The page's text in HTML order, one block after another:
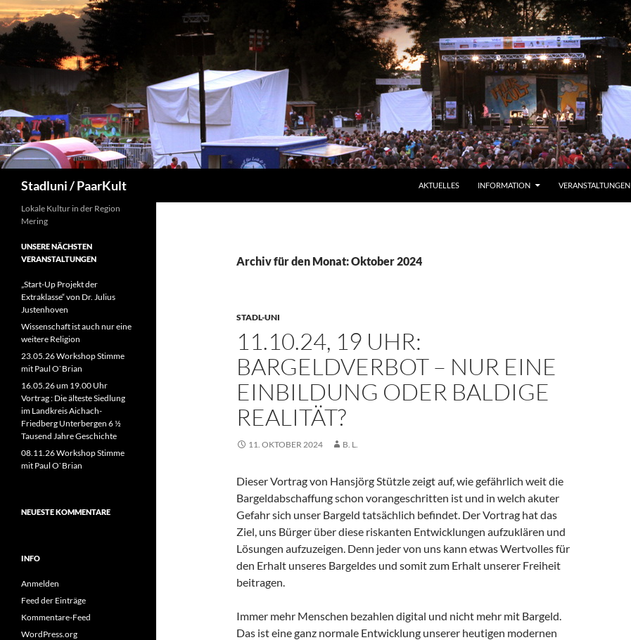
Stadluni / PaarKult
AKTUELLES
INFORMATION VERANSTALTUNGEN
Archiv für den Monat: Oktober 2024
STADL-UNI
11.10.24, 19 UHR:
BARGELDVERBOT – NUR EINE
EINBILDUNG ODER BALDIGE
REALITÄT?
11. OKTOBER 2024 B. L.
Dieser Vortrag von Hansjörg Stützle zeigt auf, wie gefährlich weit die
Bargeldabschaffung schon vorangeschritten ist und in welch akuter
Gefahr sich unser Bargeld tatsächlich befindet. Der Vortrag hat das
Ziel, uns Bürger über diese riskanten Entwicklungen aufzuklären und
Lösungen aufzuzeigen. Denn jeder von uns kann etwas Wertvolles für
den Erhalt unseres Bargeldes und somit zum Erhalt unserer Freiheit
beitragen.
Immer mehr Menschen bezahlen digital und nicht mehr mit Bargeld.
Das ist eine ganz normale Entwicklung unserer heutigen modernen
Lokale Kultur in der Region
Mering
UNSERE NÄCHSTEN
VERANSTALTUNGEN
„Start-Up Projekt der
Extraklasse“ von Dr. Julius
Justenhoven
Wissenschaft ist auch nur eine
weitere Religion
23.05.26 Workshop Stimme
mit Paul O`Brian
16.05.26 um 19.00 Uhr
Vortrag : Die älteste Siedlung
im Landkreis Aichach-
Friedberg Unterbergen 6 ½
Tausend Jahre Geschichte
08.11.26 Workshop Stimme
mit Paul O`Brian
NEUESTE KOMMENTARE
INFO
Anmelden
Feed der Einträge
Kommentare-Feed
WordPress.org